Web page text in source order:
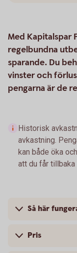
Med Kapitalspar
regelbundna
sparande. Du
vinster och
pengarna är de
Historisk
avkastning.
kan både öka
att du får
Så här
Pris